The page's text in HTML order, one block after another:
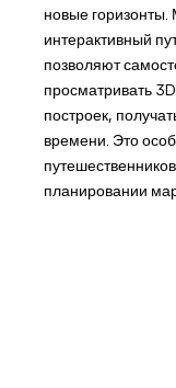
новые
интерактивный
позволяют
просматривать
построек,
времени. Это
планировании